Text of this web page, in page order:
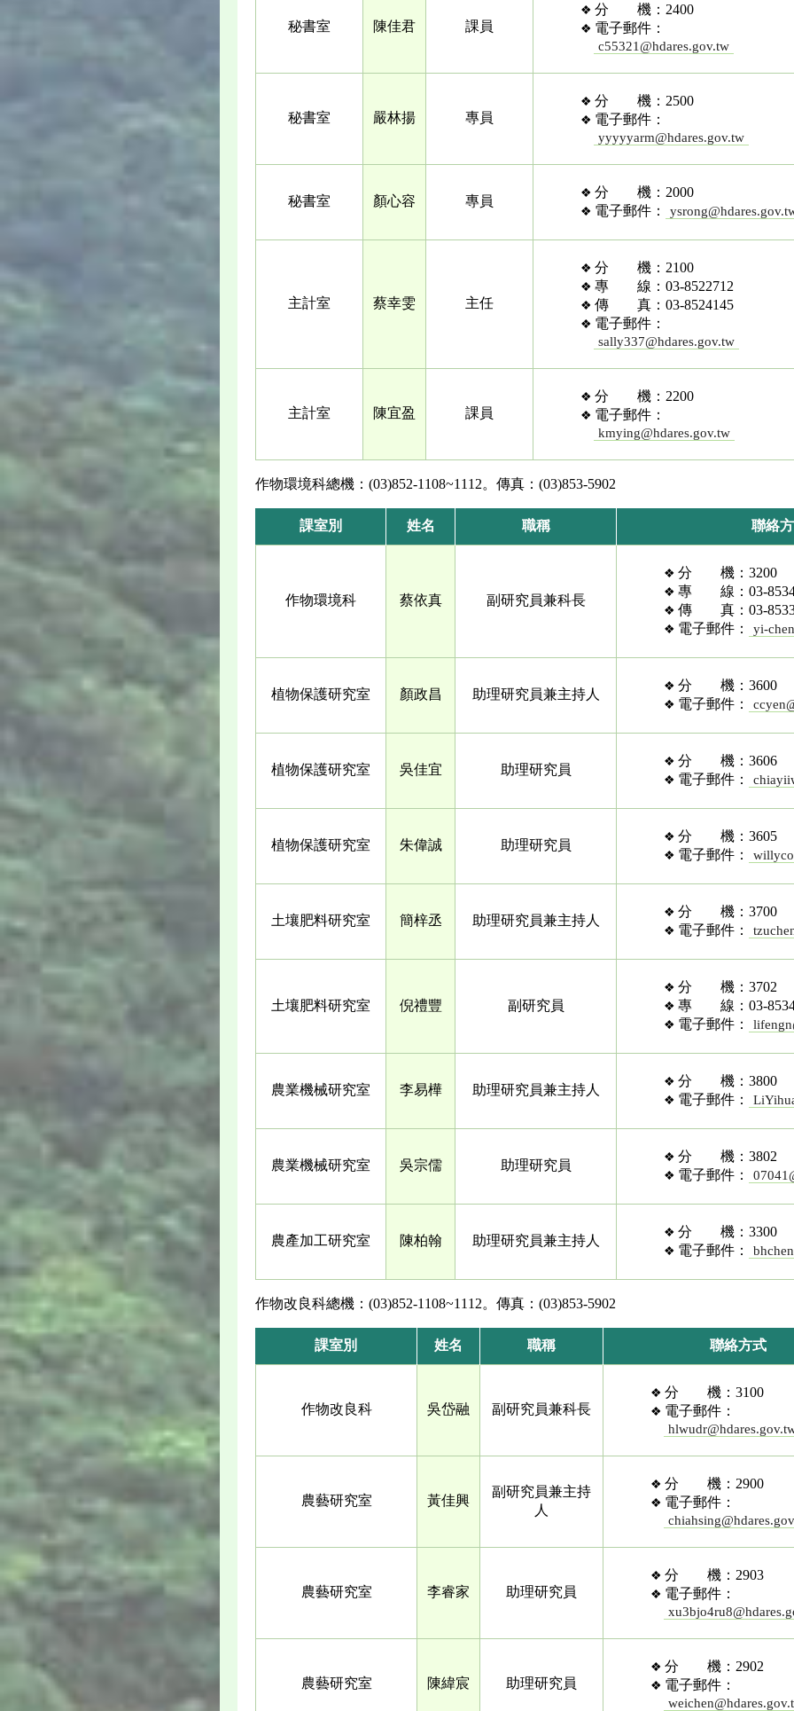
秘書室 陳佳君 課員
分 機：2400
電子郵件：
c55321@hdares.gov.tw
秘書室 嚴林揚 專員
分 機：2500
電子郵件：
yyyyyarm@hdares.gov.tw
秘書室 顏心容 專員
分 機：2000
電子郵件：
主計室 蔡幸雯 主任
分 機：2100
專 線：03-8522712
傳 真：03-8524145
電子郵件：
sally337@hdares.gov.tw
主計室 陳宜盈 課員
分 機：2200
電子郵件：
kmying@hdares.gov.tw
作物環境科總機：(03)852-1108~1112。傳真：(03)853-5902
課室別 姓名 職稱 聯絡
作物環境科 蔡依真 副研究員兼科長
分 機：3200
專 線：03-
傳 真：03-
電子郵件：
yi-
植物保護研究室 顏政昌 助理研究員兼主持人
分 機：3600
電子郵件：
植物保護研究室 吳佳宜 助理研究員
分 機：3606
電子郵件：
植物保護研究室 朱偉誠 助理研究員
分 機：3605
電子郵件：
土壤肥料研究室 簡梓丞 助理研究員兼主持人
分 機：3700
電子郵件：
土壤肥料研究室 倪禮豐 副研究員
分 機：3702
專 線：03-
電子郵件：
農業機械研究室 李易樺 助理研究員兼主持人
分 機：3800
電子郵件：
農業機械研究室 吳宗儒 助理研究員
分 機：3802
電子郵件：
農產加工研究室 陳柏翰 助理研究員兼主持人
分 機：3300
電子郵件：
作物改良科總機：(03)852-1108~1112。傳真：(03)853-5902
課室別 姓名 職稱 聯絡方式
作物改良科 吳岱融 副研究員兼科長
分 機：3100
電子郵件：
農藝研究室 黃佳興
副研究員兼主持
人
分 機：2900
電子郵件：
農藝研究室 李睿家 助理研究員
分 機：2903
電子郵件：
農藝研究室 陳緯宸 助理研究員
分 機：2902
電子郵件：